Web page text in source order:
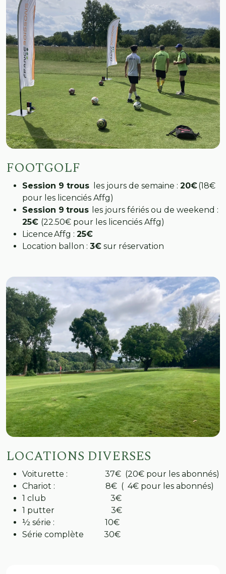
FOOTGOLF
Session 9 trous les jours de semaine : 20€(18€
pour les licenciés Affg)
Session 9 trous les jours fériés ou de weekend :
25€ (22.50€ pour les licenciés Affg)
Licence Affg : 25€
Location ballon : 3€ sur réservation
LOCATIONS DIVERSES
Voiturette : 37€ (20€ pour les abonnés)
Chariot : 8€ ( 4€ pour les abonnés)
1 club 3€
1 putter 3€
½ série : 10€
Série complète 30€